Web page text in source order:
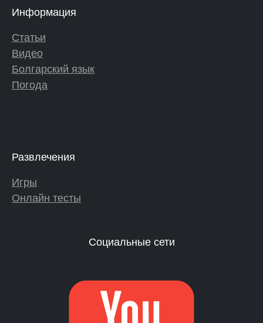
Информация
Статьи
Видео
Болгарский язык
Погода
Развлечения
Игры
Онлайн тесты
Социальные сети